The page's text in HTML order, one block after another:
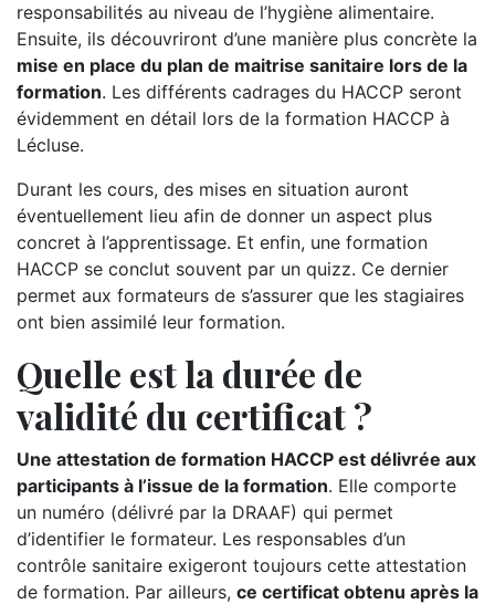
responsabilités au niveau de l’hygiène alimentaire.
Ensuite, ils découvriront d’une manière plus concrète la
mise en place du plan de maitrise sanitaire lors de la
formation. Les différents cadrages du HACCP seront
évidemment en détail lors de la formation HACCP à
Lécluse.
Durant les cours, des mises en situation auront
éventuellement lieu afin de donner un aspect plus
concret à l’apprentissage. Et enfin, une formation
HACCP se conclut souvent par un quizz. Ce dernier
permet aux formateurs de s’assurer que les stagiaires
ont bien assimilé leur formation.
Quelle est la durée de
validité du certificat ?
Une attestation de formation HACCP est délivrée aux
participants à l’issue de la formation. Elle comporte
un numéro (délivré par la DRAAF) qui permet
d’identifier le formateur. Les responsables d’un
contrôle sanitaire exigeront toujours cette attestation
de formation. Par ailleurs, ce certificat obtenu après la